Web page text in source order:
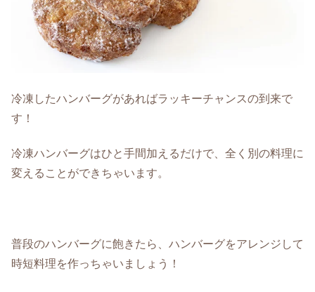
冷凍したハンバーグがあればラッキーチャンスの到来で
す！
冷凍ハンバーグはひと手間加えるだけで、全く別の料理に
変えることができちゃいます。
普段のハンバーグに飽きたら、ハンバーグをアレンジして
時短料理を作っちゃいましょう！